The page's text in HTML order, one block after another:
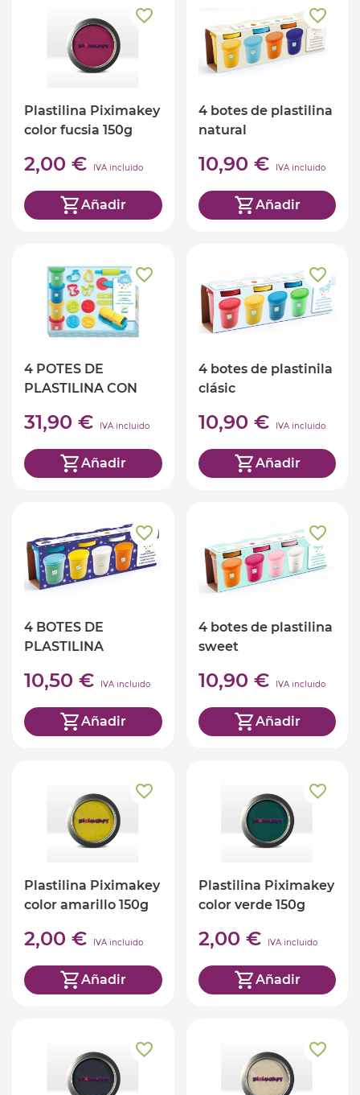
Plastilina Piximakey
color fucsia 150g
2,00 € IVA incluido
Añadir
4 botes de plastilina
natural
10,90 € IVA incluido
Añadir
4 POTES DE
PLASTILINA CON
31,90 € IVA incluido
Añadir
4 botes de plastinila
clásic
10,90 € IVA incluido
Añadir
4 BOTES DE
PLASTILINA
10,50 € IVA incluido
Añadir
4 botes de plastilina
sweet
10,90 € IVA incluido
Añadir
Plastilina Piximakey
color amarillo 150g
2,00 € IVA incluido
Añadir
Plastilina Piximakey
color verde 150g
2,00 € IVA incluido
Añadir